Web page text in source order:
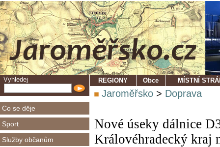
Vyhledej
Co se děje
Sport
Služby občanům
REGIONY Obce MÍSTNÍ
Jaroměřsko > Doprava
Nové úseky dálnice
Královéhradecký kraj